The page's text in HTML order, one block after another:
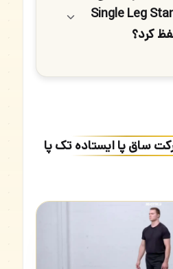
Single Leg
ساق پا ایستاده تک پا